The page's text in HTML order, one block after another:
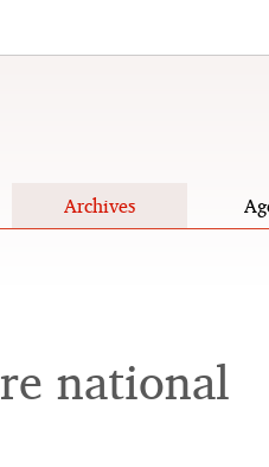
Archives
national